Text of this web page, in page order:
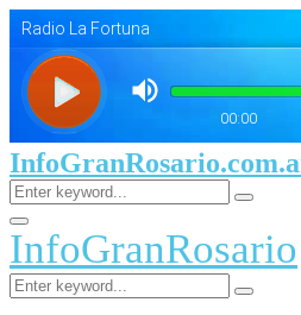
Search
for:
Search
Facebook
Twitter
Youtube
Primary
Menu
InfoGranRosario
Search
for:
Search